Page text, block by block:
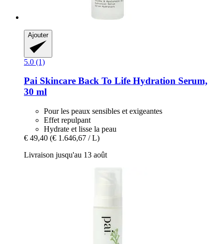
Ajouter
5.0 (1)
Pai Skincare Back To Life Hydration Serum,
30 ml
Pour les peaux sensibles et exigeantes
Effet repulpant
Hydrate et lisse la peau
€ 49,40 (€ 1.646,67 / L)
Livraison jusqu'au 13 août